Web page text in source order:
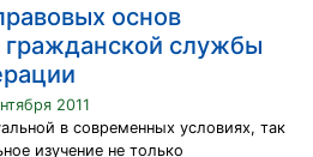
основ
гражданской службы
2011
в современных условиях, так
изучение не только